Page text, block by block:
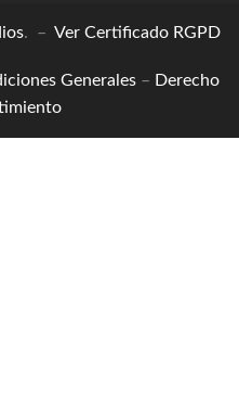
. – Ver Certificado RGPD
Generales– Derecho